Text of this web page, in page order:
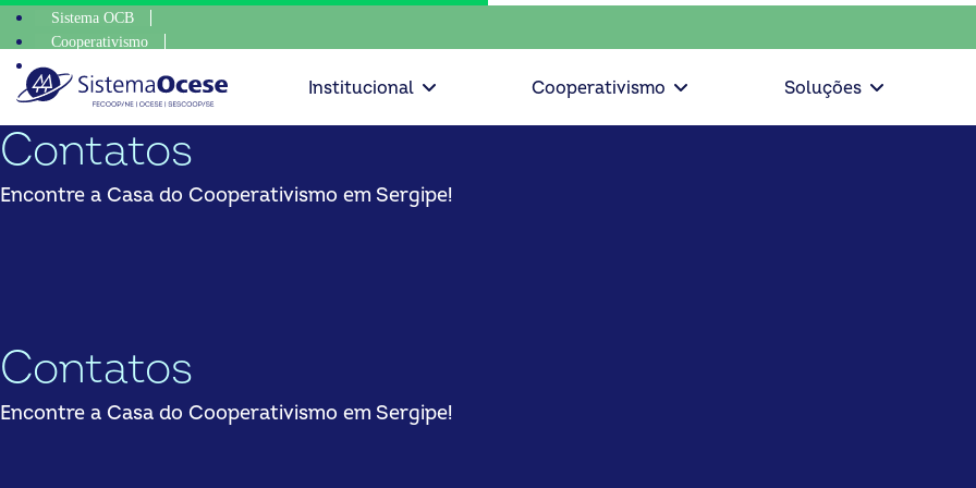
Sistema OCB
Cooperativismo
SomosCoop
escolha consciente, escolha o coop • escolha consciente,
Institucional Cooperativismo Soluções
Contatos
Encontre a Casa do Cooperativismo em Sergipe!
Contatos
Encontre a Casa do Cooperativismo em Sergipe!